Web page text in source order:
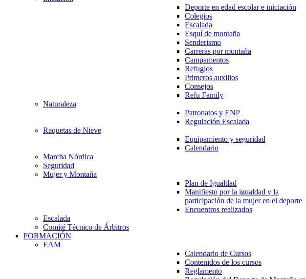
Deporte en edad escolar e iniciación
Colegios
Escalada
Esquí de montaña
Senderismo
Carreras por montaña
Campamentos
Refugios
Primeros auxilios
Consejos
Refu Family
Naturaleza
Patronatos y ENP
Regulación Escalada
Raquetas de Nieve
Equipamiento y seguridad
Calendario
Marcha Nórdica
Seguridad
Mujer y Montaña
Plan de Igualdad
Manifiesto por la igualdad y la
participación de la mujer en el deporte
Encuentros realizados
Escalada
Comité Técnico de Árbitros
FORMACIÓN
EAM
Calendario de Cursos
Contenidos de los cursos
Reglamento